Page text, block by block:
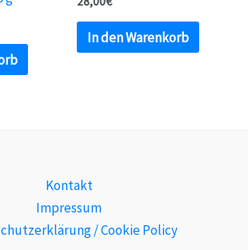
In den Warenkorb
Kontakt
Impressum
/ Cookie Policy